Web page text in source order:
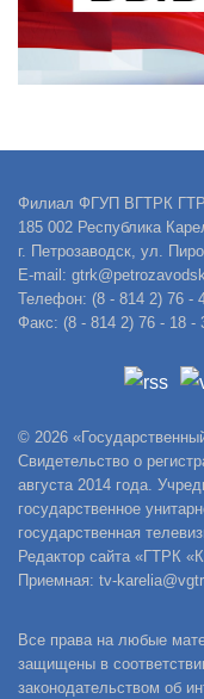
Филиал ФГУП ВГТРК
185 002 Республика
г. Петрозаводск, ул.
E-mail:
Телефон: (8 - 814 2) 76 -
Факс: (8 - 814 2) 76 - 18 -
© 2026
Свидетельство о
августа 2014 года.
государственное
государственная
Редактор сайта «ГТРК
Приемная: tv-
Все права на любые
защищены в
законодательством об